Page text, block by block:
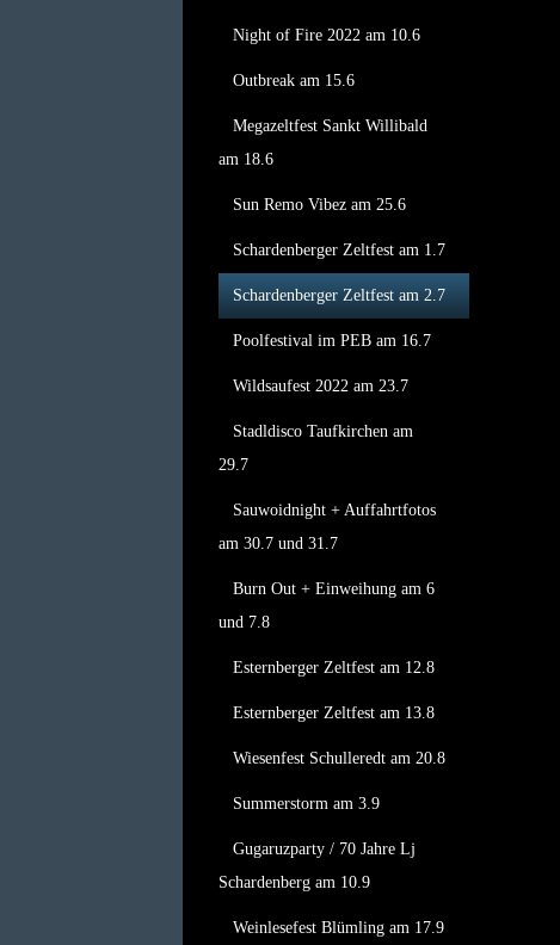
Night of Fire 2022 am 10.6
Outbreak am 15.6
Megazeltfest Sankt Willibald
am 18.6
Sun Remo Vibez am 25.6
Schardenberger Zeltfest am 1.7
Schardenberger Zeltfest am 2.7
Poolfestival im PEB am 16.7
Wildsaufest 2022 am 23.7
Stadldisco Taufkirchen am
29.7
Sauwoidnight + Auffahrtfotos
am 30.7 und 31.7
Burn Out + Einweihung am 6
und 7.8
Esternberger Zeltfest am 12.8
Esternberger Zeltfest am 13.8
Wiesenfest Schulleredt am 20.8
Summerstorm am 3.9
Gugaruzparty / 70 Jahre Lj
Schardenberg am 10.9
Weinlesefest Blümling am 17.9